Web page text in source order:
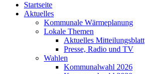
Startseite
Aktuelles
Kommunale Wärmeplanung
Lokale Themen
Aktuelles Mitteilungsblatt
Presse, Radio und TV
Wahlen
Kommunalwahl 2026